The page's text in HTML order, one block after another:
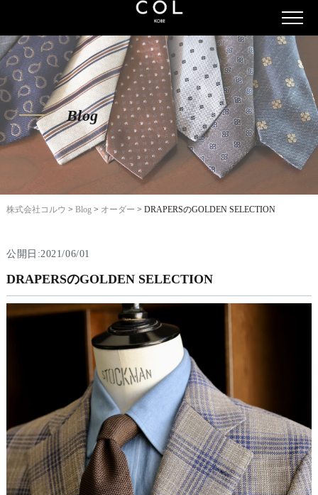
Blog
株式会社コルウ > Blog> オーダー > DRAPERSのGOLDEN SELECTION
公開日:2021/06/01
DRAPERSのGOLDEN SELECTION